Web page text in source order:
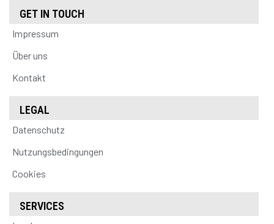
GET IN TOUCH
Impressum
Über uns
Kontakt
LEGAL
Datenschutz
Nutzungsbedingungen
Cookies
SERVICES